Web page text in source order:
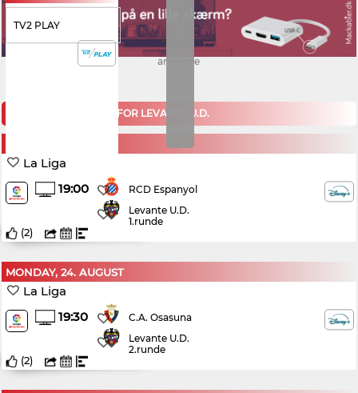
TV2 PLAY
annonce
KOMMENDE KAMPE FOR LEVANTE U.D.
La Liga
19:00
RCD Espanyol
Levante U.D.
1.runde
(2)
MONDAY, 24. AUGUST
La Liga
19:30
C.A. Osasuna
Levante U.D.
2.runde
(2)